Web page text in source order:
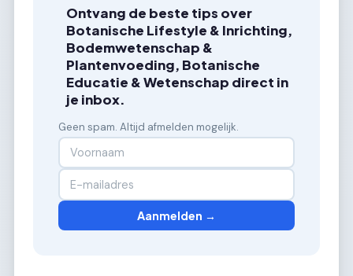
Ontvang de beste tips over
Botanische Lifestyle & Inrichting,
Bodemwetenschap &
Plantenvoeding, Botanische
Educatie & Wetenschap direct in
je inbox.
Geen spam. Altijd afmelden mogelijk.
Aanmelden →